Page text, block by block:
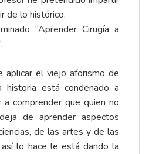
de lo histórico.
“Aprender Cirugía a
aplicar el viejo aforismo de
historia está condenado a
a comprender que quien no
de aprender aspectos
de las artes y de las
así lo hace le está dando la